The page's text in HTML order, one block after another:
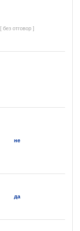
[ без отговор ]
не
да